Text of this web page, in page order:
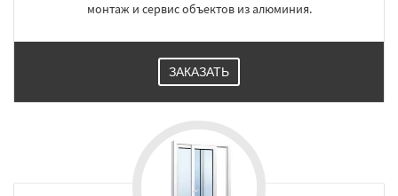
монтаж и сервис объектов из алюминия.
ЗАКАЗАТЬ